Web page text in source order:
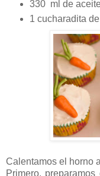
330 ml de
1 cucharadita
Calentamos el horno
Primero,